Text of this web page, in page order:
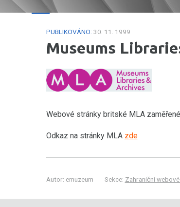
PUBLIKOVÁNO: 30. 11. 1999
Museums
Webové stránky britské MLA
Odkaz na stránky MLA zde
Autor: emuzeum Sekce: Zahraniční